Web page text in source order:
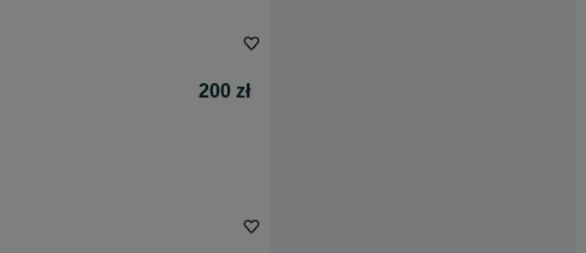
200 zł